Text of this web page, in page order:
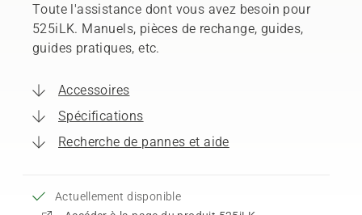
Toute l'assistance dont vous avez besoin pour
525iLK. Manuels, pièces de rechange, guides,
guides pratiques, etc.
Accessoires
Spécifications
Recherche de pannes et aide
Actuellement disponible